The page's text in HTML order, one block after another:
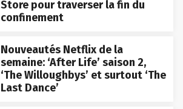
Store pour traverser la fin du
confinement
Nouveautés Netflix de la
semaine: ‘After Life’ saison 2,
‘The Willoughbys’ et surtout ‘The
Last Dance’